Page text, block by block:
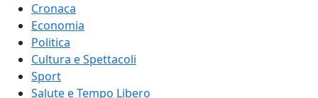
Cronaca
Economia
Politica
Cultura e Spettacoli
Sport
Salute e Tempo Libero